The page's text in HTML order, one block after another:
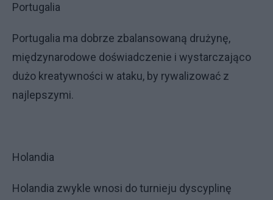
Portugalia
Portugalia ma dobrze zbalansowaną drużynę,
międzynarodowe doświadczenie i wystarczająco
dużo kreatywności w ataku, by rywalizować z
najlepszymi.
Holandia
Holandia zwykle wnosi do turnieju dyscyplinę